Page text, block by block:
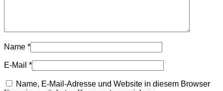
Name *
E-Mail *
Name, E-Mail-Adresse und Website in diesem Browser